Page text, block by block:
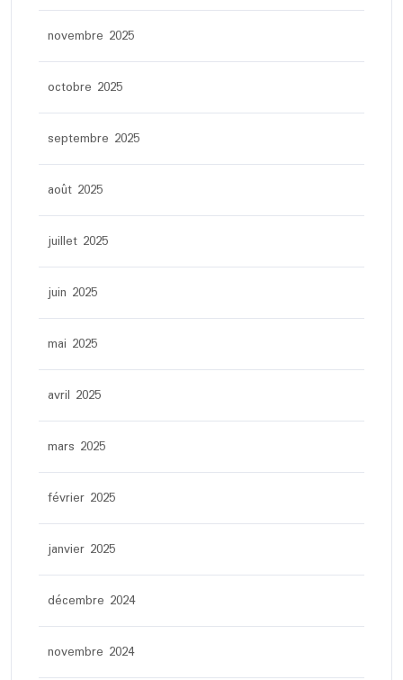
novembre 2025
octobre 2025
septembre 2025
août 2025
juillet 2025
juin 2025
mai 2025
avril 2025
mars 2025
février 2025
janvier 2025
décembre 2024
novembre 2024